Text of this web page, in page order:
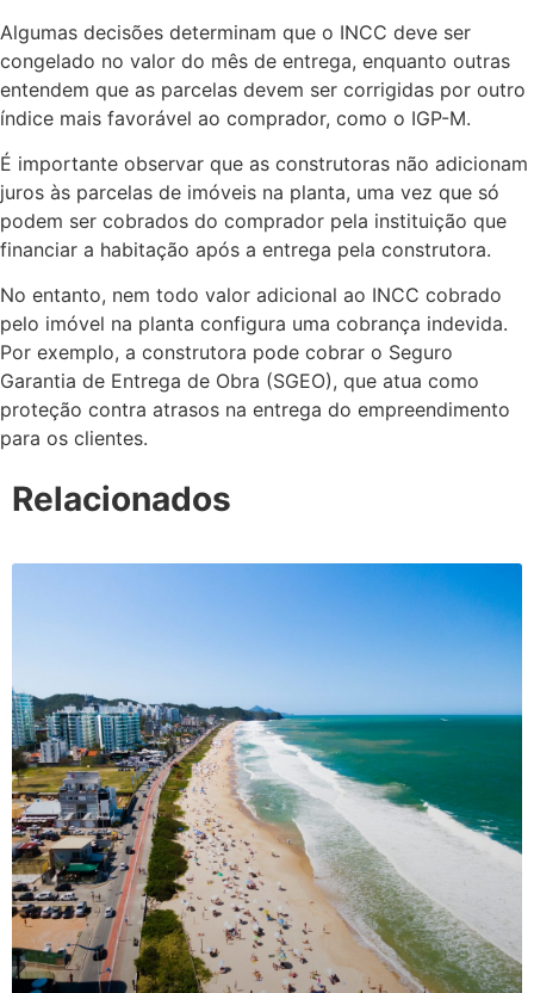
Algumas decisões determinam que o INCC deve ser
congelado no valor do mês de entrega, enquanto outras
entendem que as parcelas devem ser corrigidas por outro
índice mais favorável ao comprador, como o IGP-M.
É importante observar que as construtoras não adicionam
juros às parcelas de imóveis na planta, uma vez que só
podem ser cobrados do comprador pela instituição que
financiar a habitação após a entrega pela construtora.
No entanto, nem todo valor adicional ao INCC cobrado
pelo imóvel na planta configura uma cobrança indevida.
Por exemplo, a construtora pode cobrar o Seguro
Garantia de Entrega de Obra (SGEO), que atua como
proteção contra atrasos na entrega do empreendimento
para os clientes.
Relacionados